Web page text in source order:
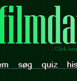
- Click